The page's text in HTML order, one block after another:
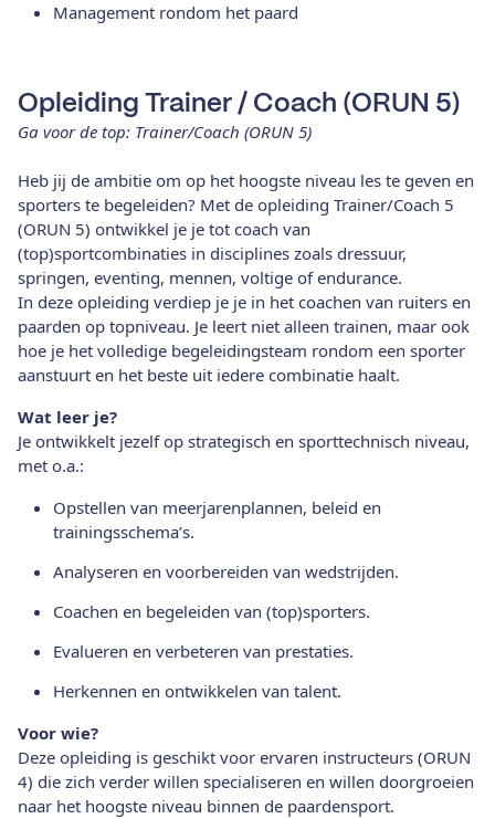
Management rondom het paard
Opleiding Trainer / Coach (ORUN 5)
Ga voor de top: Trainer/Coach (ORUN 5)
Heb jij de ambitie om op het hoogste niveau les te geven en
sporters te begeleiden? Met de opleiding Trainer/Coach 5
(ORUN 5) ontwikkel je je tot coach van
(top)sportcombinaties in disciplines zoals dressuur,
springen, eventing, mennen, voltige of endurance.
In deze opleiding verdiep je je in het coachen van ruiters en
paarden op topniveau. Je leert niet alleen trainen, maar ook
hoe je het volledige begeleidingsteam rondom een sporter
aanstuurt en het beste uit iedere combinatie haalt.
Wat leer je?
Je ontwikkelt jezelf op strategisch en sporttechnisch niveau,
met o.a.:
Opstellen van meerjarenplannen, beleid en
trainingsschema’s.
Analyseren en voorbereiden van wedstrijden.
Coachen en begeleiden van (top)sporters.
Evalueren en verbeteren van prestaties.
Herkennen en ontwikkelen van talent.
Voor wie?
Deze opleiding is geschikt voor ervaren instructeurs (ORUN
4) die zich verder willen specialiseren en willen doorgroeien
naar het hoogste niveau binnen de paardensport.